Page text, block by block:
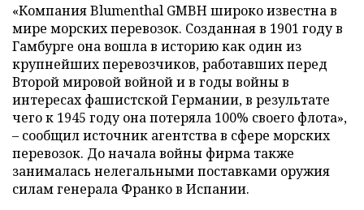
«Компания Blumenthal GMBH широко известна в
мире морских перевозок. Созданная в 1901 году в
Гамбурге она вошла в историю как один из
крупнейших перевозчиков, работавших перед
Второй мировой войной и в годы войны в
интересах фашистской Германии, в результате
чего к 1945 году она потеряла 100% своего флота»,
– сообщил источник агентства в сфере морских
перевозок. До начала войны фирма также
занималась нелегальными поставками оружия
силам генерала Франко в Испании.